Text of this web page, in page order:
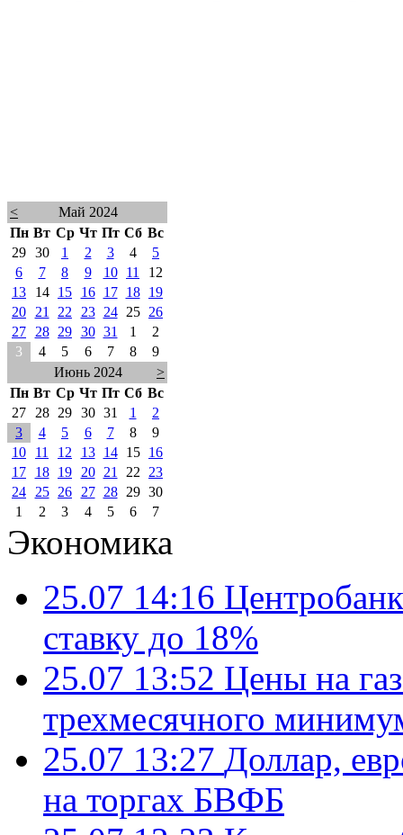
<
Май 2024
Пн Вт Ср Чт Пт Сб Вс
29 30 1 2 3 4
5
6
7 8 9 10 11
12
13
14 15 16 17 18
19
20
21 22 23 24 25
26
27
28 29 30 31 1
2
3
4 5 6 7 8
9
Июнь 2024
>
Пн Вт Ср Чт Пт Сб Вс
27
28 29 30 31 1
2
3
4 5 6 7 8
9
10
11 12 13 14 15
16
17
18 19 20 21 22
23
24
25 26 27 28 29 30
1
2 3 4 5 6 7
Экономика
25.07 14:16
ставку до 18%
25.07 13:52 Цены на
трехмесячного
25.07 13:27 Доллар,
на торгах БВФБ